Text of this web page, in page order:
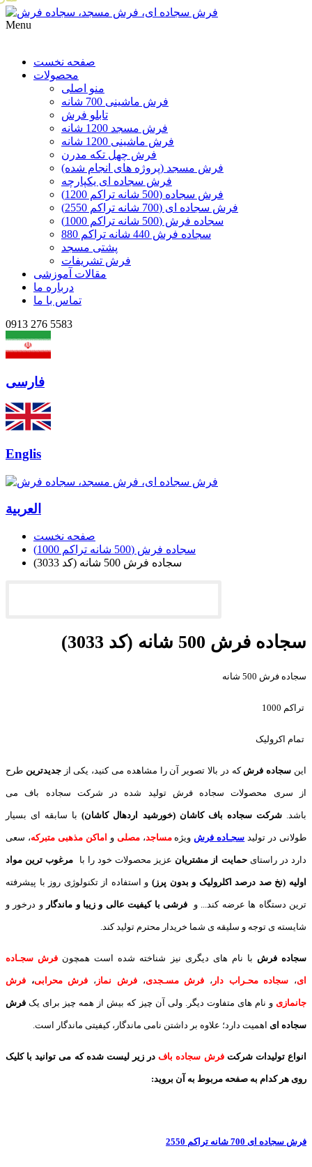
Menu
صفحه نخست
محصولات
منو اصلی
فرش ماشینی 700 شانه
تابلو فرش
فرش مسجد 1200 شانه
فرش ماشینی 1200 شانه
فرش چهل تکه مدرن
فرش مسجد (پروژه های انجام شده)
فرش سجاده ای یکپارچه
فرش سجاده (500 شانه تراکم 1200)
فرش سجاده ای (700 شانه تراکم 2550)
سجاده فرش (500 شانه تراکم 1000)
سجاده فرش 440 شانه تراکم 880
پشتی مسجد
فرش تشریفات
مقالات آموزشی
درباره ما
تماس با ما
0913 276 5583
فارسی
Englis
العربیة
صفحه نخست
سجاده فرش (500 شانه تراکم 1000)
سجاده فرش 500 شانه (کد 3033)
سجاده فرش 500 شانه (کد 3033)
سجاده فرش 500 شانه
تراکم 1000
تمام اکرولیک
این سجاده فرش که در بالا تصویر آن را مشاهده می کنید، یکی ازجدیدترین طرح
از سری محصولات سجاده فرش تولید شده در شرکت سجاده باف می
باشد.شرکت سجاده باف کاشان (خورشید اردهال کاشان)با سابقه ای بسیار
طولانی در تولید سجـاده فرش ویژهمساجد،مصلی و اماکن مذهبی متبرکه، سعی
دارد در راستایحمایت از مشتریان عزیز محصولات خود را با مرغوب ترین مواد
اولیه (نخ صد درصد اکلرولیک و بدون پرز) و استفاده از تکنولوژی روز با پیشرفته
ترین دستگاه ها عرضه کند... و فرشی با کیفیت عالی و زیبا و ماندگار و درخور و
شایسته ی توجه و سلیقه ی شما خریدار محترم تولید کند.
سجاده فرش با نام های دیگری نیز شناخته شده است همچون فرش سجـاده
ای، سجاده محـراب دار ، فرش مسـجدی،فرش نماز ، فرش محرابی، فرش
جانمازی و نام های متفاوت دیگر. ولی آن چیز که بیش از همه چیز برای یک فرش
سجاده ای اهمیت دارد؛ علاوه بر داشتن نامی ماندگار، کیفیتی ماندگار است.
انواع تولیدات شرکتفرش سجاده بافدر زیر لیست شده که می توانید با کلیک
روی هر کدام به صفحه مربوط به آن بروید:
فرش سجاده ای 700 شانه تراکم 2550